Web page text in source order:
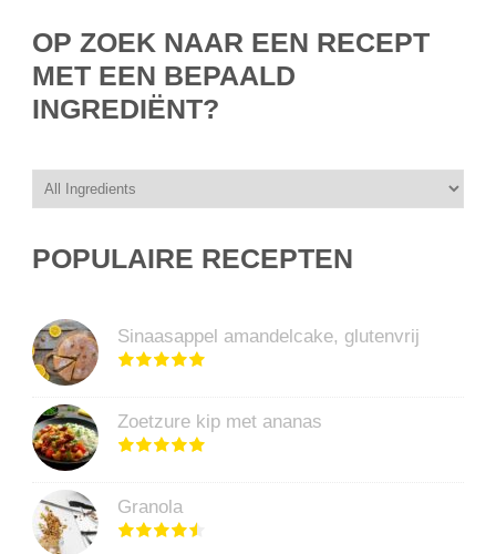
OP ZOEK NAAR EEN RECEPT
MET EEN BEPAALD
INGREDIËNT?
POPULAIRE RECEPTEN
Sinaasappel amandelcake, glutenvrij
Zoetzure kip met ananas
Granola